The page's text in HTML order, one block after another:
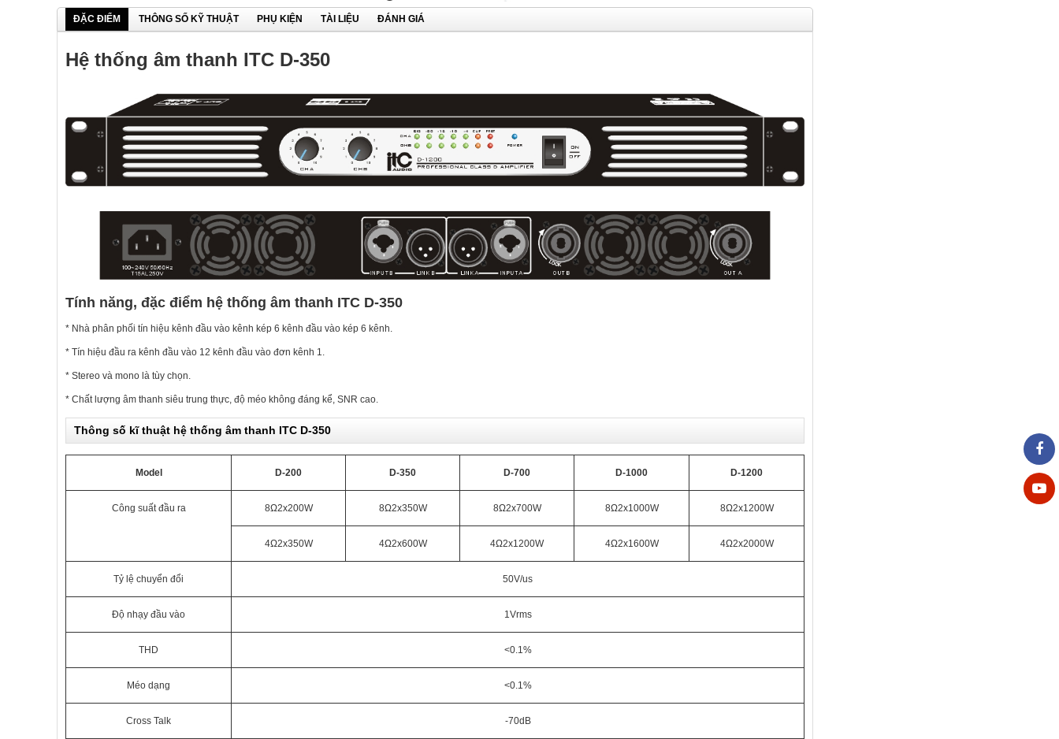
ĐẶC ĐIỂM THÔNG SỐ KỸ THUẬT PHỤ KIỆN TÀI LIỆU ĐÁNH GIÁ
Hệ thống âm thanh ITC D-350
Tính năng, đặc điểm hệ thống âm thanh ITC D-350
* Nhà phân phối tín hiệu kênh đầu vào kênh kép 6 kênh đầu vào kép 6 kênh.
* Tín hiệu đầu ra kênh đầu vào 12 kênh đầu vào đơn kênh 1.
* Stereo và mono là tùy chọn.
* Chất lượng âm thanh siêu trung thực, độ méo không đáng kể, SNR cao.
Thông số kĩ thuật hệ thống âm thanh ITC D-350
Model D-200 D-350 D-700 D-1000 D-1200
Công suất đầu ra 8Ω2x200W 8Ω2x350W 8Ω2x700W 8Ω2x1000W 8Ω2x1200W
4Ω2x350W 4Ω2x600W 4Ω2x1200W 4Ω2x1600W 4Ω2x2000W
Tỷ lệ chuyển đổi 50V/us
Độ nhạy đầu vào 1Vrms
THD <0.1%
Méo dạng <0.1%
Cross Talk -70dB